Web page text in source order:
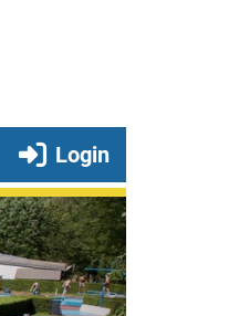
Login
vorwärts